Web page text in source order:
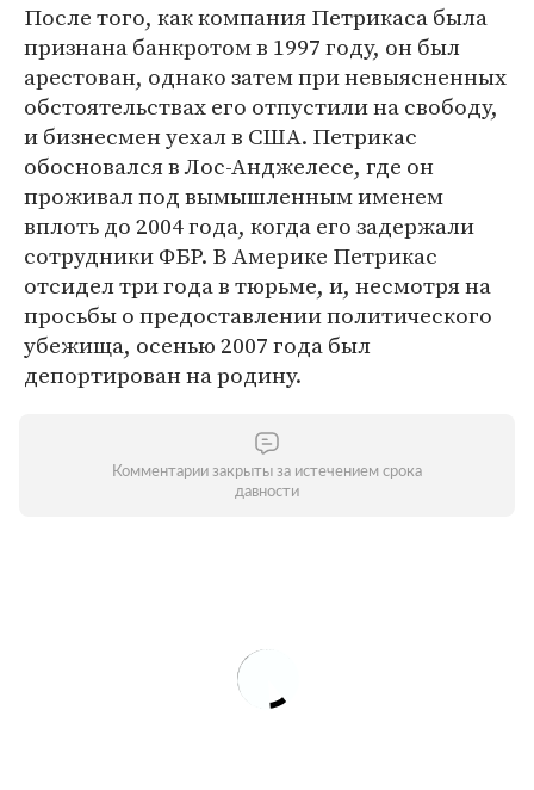
После того, как компания Петрикаса была
признана банкротом в 1997 году, он был
арестован, однако затем при невыясненных
обстоятельствах его отпустили на свободу,
и бизнесмен уехал в США. Петрикас
обосновался в Лос-Анджелесе, где он
проживал под вымышленным именем
вплоть до 2004 года, когда его задержали
сотрудники ФБР. В Америке Петрикас
отсидел три года в тюрьме, и, несмотря на
просьбы о предоставлении политического
убежища, осенью 2007 года был
депортирован на родину.
Комментарии закрыты за истечением срока
давности